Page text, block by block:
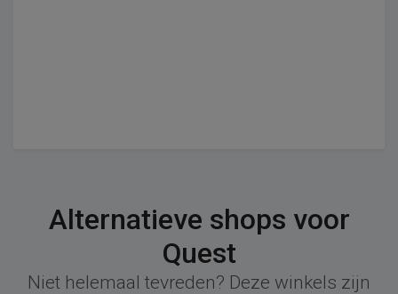
Alternatieve shops voor
Quest
Niet helemaal tevreden? Deze winkels zijn